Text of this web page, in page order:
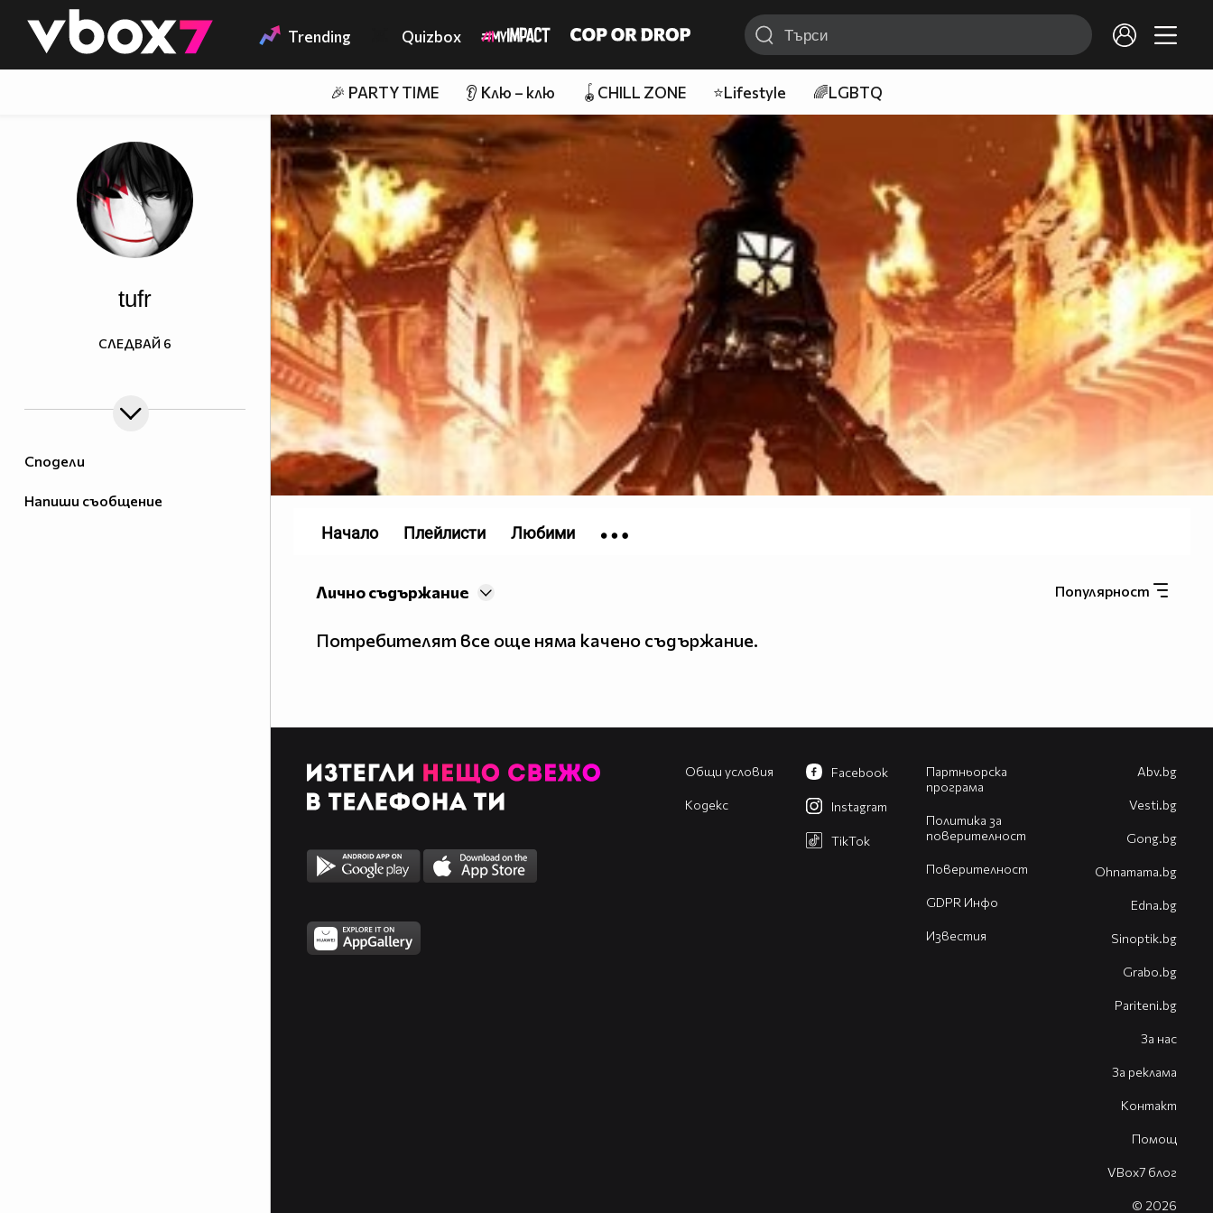
👾 Trending Quizbox
🎉 PARTY TIME 👂 Клю – клю 🪀CHILL ZONE ⭐Lifestyle 🌈LGBTQ
Сподели
Напиши съобщение
tufr
СЛЕДВАЙ 6
Популярност
Лично съдържание
Потребителят все още няма качено съдържание.
Начало Плейлисти Любими
Общи условия
Кодекс
Партньорска
програма
Политика за
поверителност
Поверителност
GDPR Инфо
Известия
Facebook
Instagram
TikTok
Abv.bg
Vesti.bg
Gong.bg
Оhnamama.bg
Edna.bg
Sinoptik.bg
Grabo.bg
Pariteni.bg
За нас
За реклама
Контакт
Помощ
VBox7 блог
© 2026